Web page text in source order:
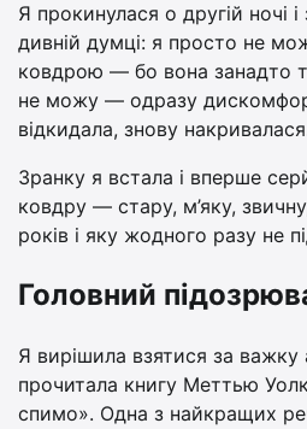
Я прокинулася о другій ночі
дивній думці: я просто не
ковдрою — бо вона занадто
не можу — одразу
відкидала, знову
Зранку я встала і вперше
ковдру — стару, м’яку,
років і яку жодного разу не
Головний
Я вирішила взятися за важку
прочитала книгу Меттью
спимо». Одна з найкращих